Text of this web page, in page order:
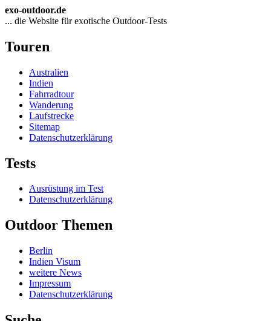
exo-outdoor.de
... die Website für exotische Outdoor-Tests
Touren
Australien
Indien
Fahrradtour
Wanderung
Laufstrecke
Sitemap
Datenschutzerklärung
Tests
Ausrüstung im Test
Datenschutzerklärung
Outdoor Themen
Berlin
Indien Visum
weitere News
Impressum
Datenschutzerklärung